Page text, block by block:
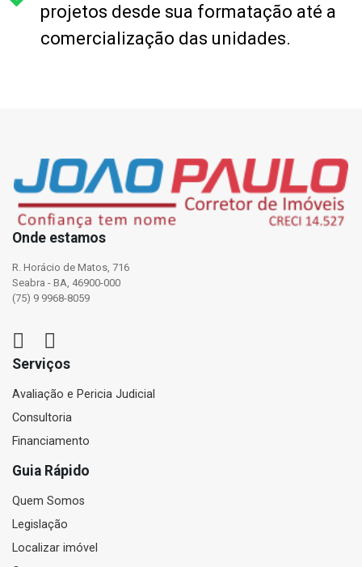
projetos desde sua formatação até a
comercialização das unidades.
Onde estamos
R. Horácio de Matos, 716
Seabra - BA, 46900-000
(75) 9 9968-8059
Serviços
Avaliação e Pericia Judicial
Consultoria
Financiamento
Guia Rápido
Quem Somos
Legislação
Localizar imóvel